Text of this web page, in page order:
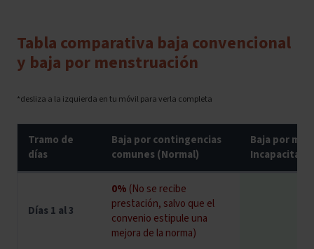
Tabla comparativa baja convencional
y baja por menstruación
*desliza a la izquierda en tu móvil para verla completa
Tramo de
días
Baja por contingencias
comunes (Normal)
Baja por
Días 1 al 3
0% (No se recibe
prestación, salvo que el
convenio estipule una
mejora de la norma)